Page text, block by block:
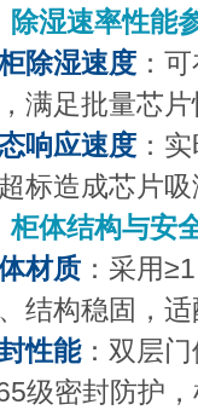
除湿速率性能
除湿速度 ：
满足批量芯
响应速度 ：
标造成芯片
柜体结构与安
材质 ：采用
结构稳固，
性能：双层
级密封防护